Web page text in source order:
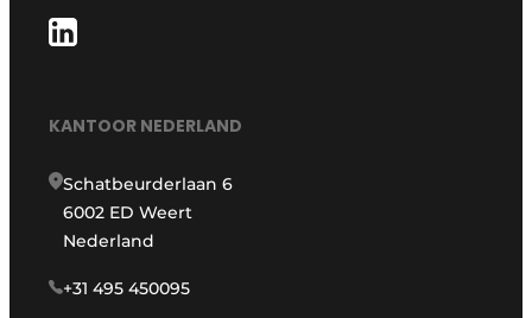
KANTOOR NEDERLAND
Schatbeurderlaan 6
6002 ED Weert
Nederland
+31 495 450095